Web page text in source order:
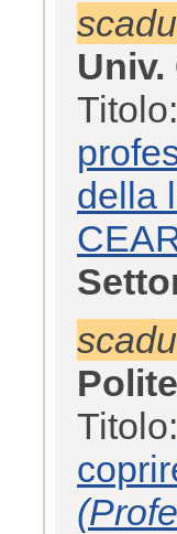
Univ.
Titolo:
della
Titolo: